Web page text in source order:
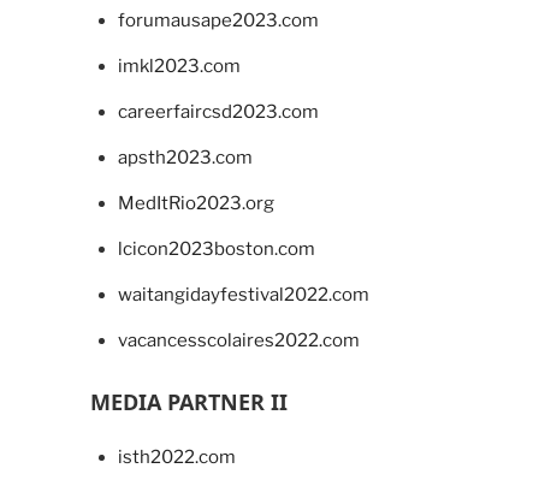
forumausape2023.com
imkl2023.com
careerfaircsd2023.com
apsth2023.com
MedItRio2023.org
lcicon2023boston.com
waitangidayfestival2022.com
vacancesscolaires2022.com
MEDIA PARTNER II
isth2022.com